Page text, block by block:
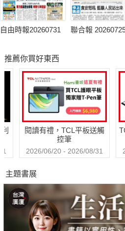
自由時報20260731 聯合報
推薦你買好東西
閱讀有禮，TCL平板送觸
控筆
2026/06/20 - 2026/08/31
主題書展